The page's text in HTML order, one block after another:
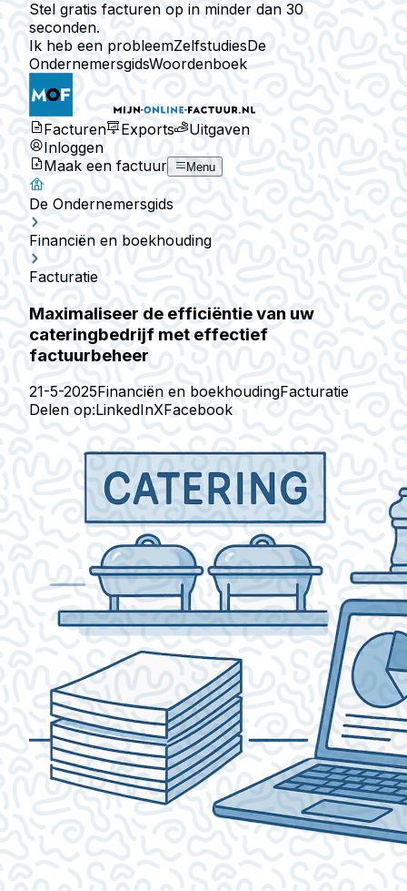
Stel gratis facturen op in minder dan 30
seconden.
Ik heb een probleemZelfstudiesDe
OndernemersgidsWoordenboek
Facturen Exports
Uitgaven
Inloggen
Maak een factuur
Menu
De Ondernemersgids
Financiën en boekhouding
Facturatie
Maximaliseer de efficiëntie van uw
cateringbedrijf met effectief
factuurbeheer
21-5-2025Financiën en boekhoudingFacturatie
Delen op:LinkedInXFacebook